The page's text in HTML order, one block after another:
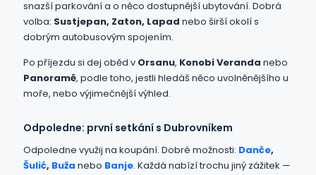
snazší parkování a o něco dostupnější ubytování. Dobrá
volba: Sustjepan, Zaton, Lapad nebo širší okolí s
dobrým autobusovým spojením.
Po příjezdu si dej oběd v Orsanu, Konobi Veranda nebo
Panoramě, podle toho, jestli hledáš něco uvolněnějšího u
moře, nebo výjimečnější výhled.
Odpoledne: první setkání s Dubrovníkem
Odpoledne využij na koupání. Dobré možnosti: Danče,
Šulić, Buža nebo Banje. Každá nabízí trochu jiný zážitek —